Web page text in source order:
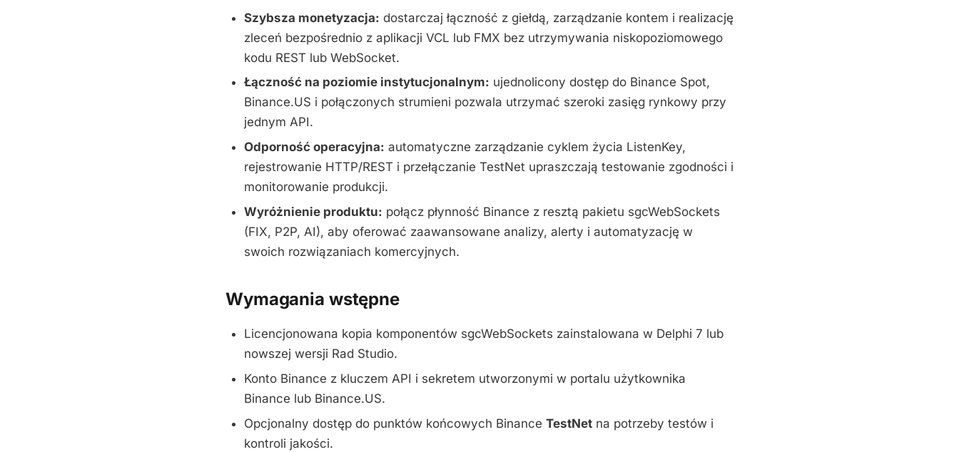
Szybsza monetyzacja: dostarczaj łączność z giełdą, zarządzanie kontem i realizację
zleceń bezpośrednio z aplikacji VCL lub FMX bez utrzymywania niskopoziomowego
kodu REST lub WebSocket.
Łączność na poziomie instytucjonalnym: ujednolicony dostęp do Binance Spot,
Binance.US i połączonych strumieni pozwala utrzymać szeroki zasięg rynkowy przy
jednym API.
Odporność operacyjna: automatyczne zarządzanie cyklem życia ListenKey,
rejestrowanie HTTP/REST i przełączanie TestNet upraszczają testowanie zgodności i
monitorowanie produkcji.
Wyróżnienie produktu: połącz płynność Binance z resztą pakietu sgcWebSockets
(FIX, P2P, AI), aby oferować zaawansowane analizy, alerty i automatyzację w
swoich rozwiązaniach komercyjnych.
Wymagania wstępne
Licencjonowana kopia komponentów sgcWebSockets zainstalowana w Delphi 7 lub
nowszej wersji Rad Studio.
Konto Binance z kluczem API i sekretem utworzonymi w portalu użytkownika
Binance lub Binance.US.
Opcjonalny dostęp do punktów końcowych Binance TestNetna potrzeby testów i
kontroli jakości.